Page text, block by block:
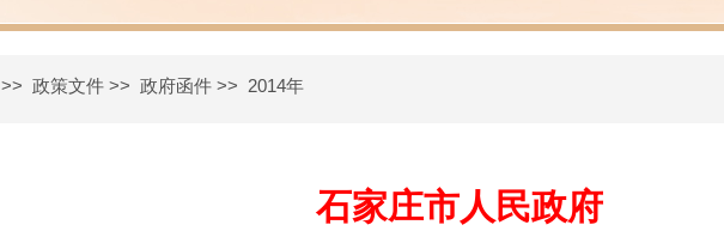
>> 政策文件 >> 政府函件 >> 2014年
石家庄市人民政府